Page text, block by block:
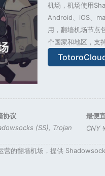
机场，机场使用
Android、iOS、
用，翻墙机场节点
个国家和地区，支
协议
(SS), Trojan
最便
CNY
的翻墙机场，提供